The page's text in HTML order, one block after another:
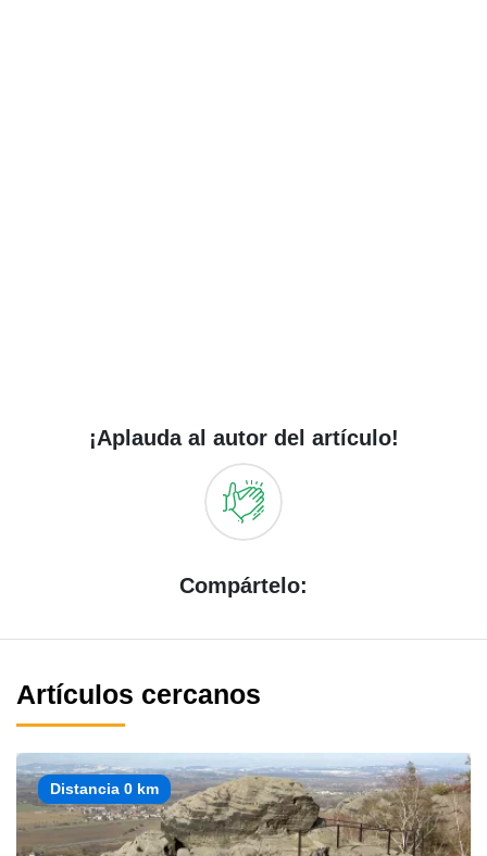
¡Aplauda al autor del artículo!
Compártelo:
Artículos cercanos
Distancia 0 km